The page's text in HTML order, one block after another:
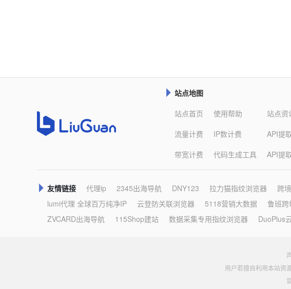
 站点地图
站点首页
流量计费
带宽计费
使用帮助
IP数计费
代码生成工具
站点资
API提
API提
 友情链接 代理ip 2345出海导航 DNY123 拉力猫指纹浏览器 跨
lumi代理 全球百万纯净IP
云登防关联浏览器 5118营销大数据 鲁班跨
ZVCARD出海导航
115Shop建站 数据采集专用指纹浏览器 DuoPlus
用户若擅自利用本站资